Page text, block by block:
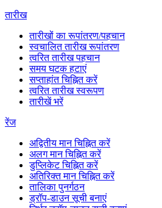
तारीख
तारीखों का रूपांतरण/पहचान
स्वचालित तारीख रूपांतरण
त्वरित तारीख पहचान
समय घटक हटाएं
सप्ताहांत चिह्नित करें
त्वरित तारीख स्वरूपण
तारीखें भरें
रेंज
अद्वितीय मान चिह्नित करें
अलग मान चिह्नित करें
डुप्लिकेट चिह्नित करें
अतिरिक्त मान चिह्नित करें
तालिका पुनर्गठन
ड्रॉप-डाउन सूची बनाएं